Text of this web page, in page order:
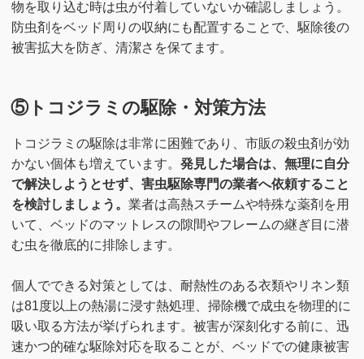
物を取り込む時は虫が付着していないか確認しましょう。
防虫剤をベッド周りの収納にも配置することで、駆除後の
被害拡大を防ぎ、清潔さを保てます。
⑤トコジラミの駆除・対策方法
トコジラミの駆除は非常に困難であり、市販の殺虫剤が効
かない個体も増えています。 発見した場合は、無理に自分
で解決しようとせず、害虫駆除専門の業者へ依頼すること
を検討しましょう。 業者は高熱スチームや特殊な薬剤を用
いて、ベッドのマットレスの隙間やフレームの継ぎ目に潜
む虫を徹底的に排除します。
個人でできる対策としては、耐熱性のある衣類やリネン類
は81度以上の熱湯に浸す熱処理、掃除機で成虫を物理的に
吸い取る方法が挙げられます。被害が深刻化する前に、迅
速かつ的確な駆除対応を取ることが、ベッドでの健康被害